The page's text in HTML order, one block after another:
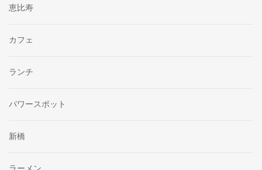
恵比寿
カフェ
ランチ
パワースポット
新橋